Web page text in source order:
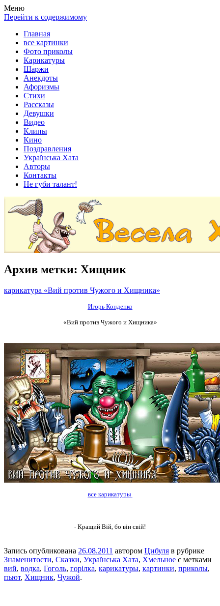
Весела хата — прикольные картинки, смешные истории,
клипы!
Покажем всем ваши фото приколы, карикатуры, шаржи, стихи,
рассказы, видео и песни!
Меню
Перейти к содержимому
Главная
все картинки
Фото приколы
Карикатуры
Шаржи
Анекдоты
Афоризмы
Стихи
Рассказы
Девушки
Видео
Клипы
Кино
Поздравления
Українська Хата
Авторы
Контакты
Не губи талант!
Архив метки: Хищник
карикатура «Вий против Чужого и Хищника»
Игорь Конденко
«Вий против Чужого и Хищника»
все карикатуры
- Кращий Вій, бо він свій!
Запись опубликована 26.08.2011 автором Цибуля в рубрике
Знаменитости, Сказки, Українська Хата, Хмельное с метками
вий, водка, Гоголь, горілка, карикатуры, картинки, приколы,
пьют, Хищник, Чужой.